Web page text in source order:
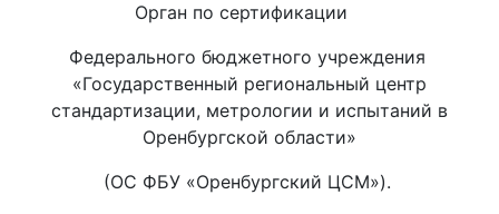
Орган по сертификации
Федерального бюджетного учреждения
«Государственный региональный центр
стандартизации, метрологии и испытаний в
Оренбургской области»
(ОС ФБУ «Оренбургский ЦСМ»).